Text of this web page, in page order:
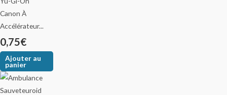
Canon À
Accélérateur...
0,75€
Ajouter au
panier